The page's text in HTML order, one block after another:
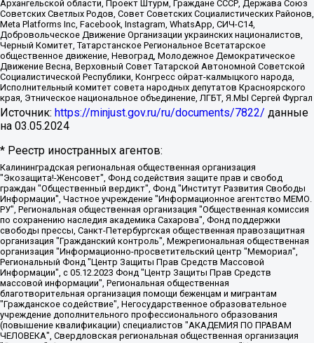
Архангельской области, Проект Штурм, Граждане СССР, Держава Союз
Советских Светлых Родов, Совет Советских Социалистических Районов,
Meta Platforms Inc, Facebook, Instagram, WhatsApp, СИЧ-С14,
Добровольческое Движение Организации украинских националистов,
Черный Комитет, Татарстанское Региональное Всетатарское
общественное движение, Невоград, Молодежное Демократическое
Движение Весна, Верховный Совет Татарской Автономной Советской
Социалистической Республики, Конгресс ойрат-калмыцкого народа,
Исполнительный комитет совета народных депутатов Красноярского
края, Этническое национальное объединение, ЛГБТ, Я.МЫ Сергей Фургал
Источник: https://minjust.gov.ru/ru/documents/7822/ данные
на 03.05.2024
* Реестр иностранных агентов:
Калининградская региональная общественная организация "Экозащита!-Женсовет", Фонд содействия защите прав и свобод граждан "Общественный вердикт", Фонд "Институт Развития Свободы Информации", Частное учреждение "Информационное агентство МЕМО. РУ", Региональная общественная организация "Общественная комиссия по сохранению наследия академика Сахарова", Фонд поддержки свободы прессы, Санкт-Петербургская общественная правозащитная организация "Гражданский контроль", Межрегиональная общественная организация "Информационно-просветительский центр "Мемориал", Региональный Фонд "Центр Защиты Прав Средств Массовой Информации", с 05.12.2023 Фонд "Центр Защиты Прав Средств массовой информации", Региональная общественная благотворительная организация помощи беженцам и мигрантам "Гражданское содействие", Негосударственное образовательное учреждение дополнительного профессионального образования (повышение квалификации) специалистов "АКАДЕМИЯ ПО ПРАВАМ ЧЕЛОВЕКА", Свердловская региональная общественная организация "Сутяжник", Автономная некоммерческая организация "Центр независимых социологических исследований", Союз общественных объединений "Российский исследовательский центр по правам человека", Региональное общественное учреждение научно-информационный центр "МЕМОРИАЛ", Некоммерческая организация "Фонд защиты гласности", Автономная некоммерческая организация "Институт прав человека", Городская общественная организация "Екатеринбургское общество "МЕМОРИАЛ", Городская общественная организация "Рязанское историко-просветительское и правозащитное общество "Мемориал" (Рязанский Мемориал), Челябинский региональный орган общественной самодеятельности – женское общественное объединение "Женщины Евразии", Челябинский региональный орган общественной самодеятельности "Уральская правозащитная группа", Фонд содействия защите здоровья и социальной справедливости имени Андрея Рылькова, Автономная Некоммерческая Организация "Аналитический Центр Юрия Левады", Автономная некоммерческая организация социальной поддержки населения "Проект Апрель", Региональная общественная организация помощи женщинам и детям, находящимся в кризисной ситуации "Информационно-методический центр "Анна", Фонд содействия развитию массовых коммуникаций и правовому просвещению "Так-так-Так", Фонд содействия устойчивому развитию "Серебряная тайга", Свердловский региональный общественный фонд социальных проектов "Новое время", "Idel.Реалии", Кавказ.Реалии, Крым.Реалии, Телеканал Настоящее Время, Татаро-башкирская служба Радио Свобода (Azatliq Radiosi), Радио Свободная Европа/Радио Свобода (PCE/PC), "Сибирь.Реалии", "Фактограф", Благотворительный фонд помощи осужденным и их семьям, Автономная некоммерческая организация "Институт глобализации и социальных движений", Фонд "В защиту прав заключенных", Частное учреждение "Центр поддержки и содействия развитию средств массовой информации", Пензенский региональный общественный благотворительный фонд "Гражданский союз", "Север.Реалии", Некоммерческая организация Фонд "Правовая инициатива", Общество с ограниченной ответственностью "Радио Свободная Европа/Радио Свобода", Чешское информационное агентство "MEDIUM-ORIENT", Красноярская региональная общественная организация "Мы против СПИДа", Камалягин Денис Николаевич, Маркелов Сергей Евгеньевич, Пономарев Лев Александрович, Савицкая Людмила Алексеевна, Автономная некоммерческая организация "Центр по работе с проблемой насилия "НАСИЛИЮ.НЕТ", Межрегиональный профессиональный союз работников здравоохранения "Альянс врачей", Юридическое лицо, зарегистрированное в Латвийской Республике, SIA "Medusa Project" (регистрационный номер 40103797863, дата регистрации 10.06.2014), Некоммерческая организация "Фонд по борьбе с коррупцией", Автономная некоммерческая организация "Институт права и публичной политики", Баданин Роман Сергеевич, Гликин Максим Александрович, Железнова Мария Михайловна, Лукьянова Юлия Сергеевна, Маетная Елизавета Витальевна, Маняхин Петр Борисович, Чуракова Ольга Владимировна, Ярош Юлия Петровна, Юридическое лицо "The Insider SIA", зарегистрированное в Риге, Латвийская Республика (дата регистрации 26.06.2015), являющееся администратором доменного имени интернет-издания "The Insider SIA", https://theins.ru, Постернак Алексей Евгеньевич, Рубин Михаил Аркадьевич, Анин Роман Александрович, Юридическое лицо Istories fonds, зарегистрированное в Латвийской Республике (регистрационный номер 50008295751, дата регистрации 24.02.2020), Великовский Дмитрий Александрович, Долинина Ирина Николаевна, Мароховская Алеся Алексеевна, Шлейнов Роман Юрьевич, Шмагун Олеся Валентиновна, Общество с ограниченной ответственностью "Альтаир 2021", Общество с ограниченной ответственностью "Вега 2021", Общество с ограниченной ответственностью "Главный редактор 2021", Общество с ограниченной ответственностью "Ромашки монолит", Важенков Артем Валерьевич, Ивановская областная общественная организация "Центр гендерных исследований", Гурман Юрий Альбертович, Медиапроект "ОВД-Инфо", Егоров Владимир Владимирович, Жилинский Владимир Александрович, Общество с ограниченной ответственностью "ЗП", Иванова София Юрьевна, Карезина Инна Павловна, Кильтау Екатерина Викторовна, Петров Алексей Викторович, Пискунов Сергей Евгеньевич, Смирнов Сергей Сергеевич, Тихонов Михаил Сергеевич, Общество с ограниченной ответственностью "ЖУРНАЛИСТ-ИНОСТРАННЫЙ АГЕНТ", Арапова Галина Юрьевна, Вольтская Татьяна Анатольевна, Американская компания "Mason G.E.S. Anonymous Foundation" (США), являющаяся владельцем интернет-издания https://mnews.world/, Компания "Stichting Bellingcat", зарегистрированная в Нидерландах (дата регистрации 11.07.2018), Захаров Андрей Вячеславович, Клепиковская Екатерина Дмитриевна, Общество с ограниченной ответственностью "МЕМО", Перл Роман Александрович, Симонов Евгений Алексеевич, Соловьева Елена Анатольевна, Сотников Даниил Владимирович, Сурначева Елизавета Дмитриевна, Автономная некоммерческая организация по защите прав человека и информированию населения "Якутия – Наше Мнение", Общество с ограниченной ответственностью "Москоу диджитал медиа", с 26.01.2023 Общество с ограниченной ответственностью "Чайка Белые сады", Ветошкина Валерия Валерьевна, Заговора Максим Александрович, Межрегиональное общественное движение "Российская ЛГБТ - сеть", Оленичев Максим Владимирович, Павлов Иван Юрьевич, Скворцова Елена Сергеевна, Общество с ограниченной ответственностью "Как бы инагент", Кочетков Игорь Викторович, Общество с ограниченной ответственностью "Честные выборы", Еланчик Олег Александрович, Общество с ограниченной ответственностью "Нобелевский призыв", Гималова Регина Эмилевна, Григорьев Андрей Валерьевич, Григорьева Алина Александровна, Ассоциация по содействию защите прав призывников, альтернативнослужащих и военнослужащих "Правозащитная группа "Гражданин.Армия.Право", Хисамова Регина Фаритовна, Автономная некоммерческая организация по реализации социально-правовых программ "Лилит", Дальневосточное общественное движение "Маяк", Санкт-Петербургская ЛГБТ-инициативная группа "Выход", Инициативная группа ЛГБТ+ "Реверс", Алексеев Андрей Викторович, Бекбулатова Таисия Львовна, Беляев Иван Михайлович, Владыкина Елена Сергеевна, Гельман Марат Александрович, Никульшина Вероника Юрьевна, Толоконникова Надежда Андреевна, Шендерович Виктор Анатольевич, Общество с ограниченной ответственностью "Данное сообщение", Общество с ограниченной ответственностью Издательский дом "Новая глава", Айнбиндер Александра Александровна, Московский комьюнити-центр для ЛГБТ+инициатив, Благотворительный фонд развития филантропии, Deutsche Welle (Германия, Kurt-Schumacher-Strasse 3, 53113 Bonn), Борзунова Мария Михайловна, Воробьев Виктор Викторович, Голубева Анна Львовна, Константинова Алла Михайловна, Малкова Ирина Владимировна, Мурадов Мурад Абдулгалимович, Осетинская Елизавета Николаевна, Понасенков Евгений Николаевич, Ганапольский Матвей Юрьевич, Киселев Евгений Алексеевич, Борухович Ирина Григорьевна, Дремин Иван Тимофеевич, Дубровский Дмитрий Викторович, Красноярская региональная общественная организация поддержки и развития альтернативных образовательных технологий и межкультурных коммуникаций "ИНТЕРРА", Маяковская Екатерина Алексеевна, Фейгин Марк Захарович, Филимонов Андрей Викторович, Дзугкоева Регина Николаевна, Доброхотов Роман Александрович, Дудь Юрий Александрович, Елкин Сергей Владимирович, Кругликов Кирилл Игоревич, Сабунаева Мария Леонидовна, Семенов Алексей Владимирович, Шаинян Карен Багратович, Шульман Екатерина Михайловна, Асафьев Артур Валерьевич, Вахштайн Виктор Семенович, Венедиктов Алексей Алексеевич, Лушникова Екатерина Евгеньевна, Волков Леонид Михайлович, Невзоров Александр Глебович, Пархоменко Сергей Борисович, Сироткин Ярослав Николаевич, Кара-Мурза Владимир Владимирович, Баранова Наталья Владимировна, Гозман Леонид Яковлевич, Кагарлицкий Борис Юльевич, Климарев Михаил Валерьевич, Милов Владимир Станиславович, Автономная некоммерческая организация Краснодарский центр современного искусства "Типография", Моргенштерн Алишер Тагирович, Соболь Любовь Эдуардовна, Общество с ограниченной ответственностью "ЛИЗА НОРМ", Каспаров Гарри Кимович, Ходорковский Михаил Борисович, Общество с ограниченной ответственностью "Апрельские тезисы", Данилович Ирина Брониславовна, Кашин Олег Владимирович, Петров Николай Владимирович, Пивоваров Алексей Владимирович, Соколов Михаил Владимирович, Цветкова Юлия Владимировна, Чичваркин Евгений Александрович, Комитет против пыток/Команда против пыток, Общество с ограниченной ответственностью "Первый научный", Общество с ограниченной ответственностью "Вертолет и ко", Белоцерковская Вероника Борисовна, Кац Максим Евгеньевич, Лазарева Татьяна Юрьевна, Шаведдинов Руслан Табризович, Яшин Илья Валерьевич, Общество с ограниченной ответственностью "Иноагент ААВ", Алешковский Дмитрий Петрович, Альбац Евгения Марковна, Быков Дмитрий Львович, Галямина Юлия Евгеньевна, Лойко Сергей Леонидович, Мартынов Кирилл Константинович, Медведев Сергей Александрович, Крашенинников Федор Геннадиевич, Гордеева Катерина Вл